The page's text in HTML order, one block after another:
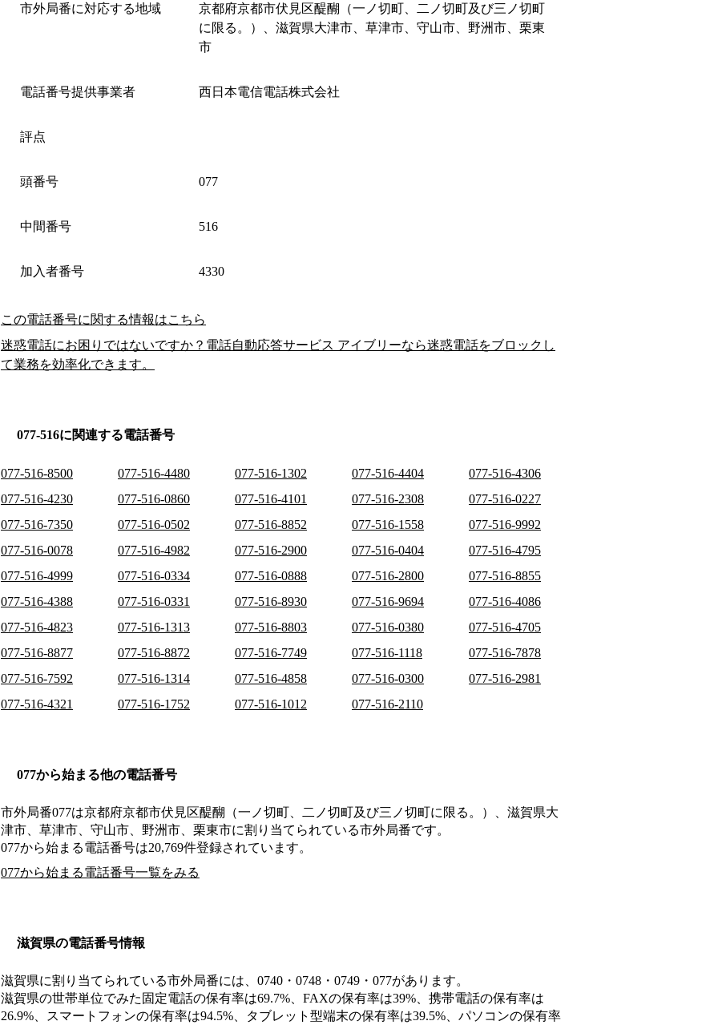
市外局番に対応する地域
京都府京都市伏見区醍醐（一ノ切町、二ノ切町及び三ノ切町
に限る。）、滋賀県大津市、草津市、守山市、野洲市、栗東
市
電話番号提供事業者 西日本電信電話株式会社
評点
頭番号 077
中間番号 516
加入者番号 4330
この電話番号に関する情報はこちら
迷惑電話にお困りではないですか？電話自動応答サービス アイブリーなら迷惑電話をブロックし
て業務を効率化できます。
077-516に関連する電話番号
077-516-8500 077-516-4480 077-516-1302 077-516-4404
077-516-4306
077-516-4230
077-516-0860 077-516-4101 077-516-2308
077-516-0227
077-516-7350
077-516-0502 077-516-8852 077-516-1558
077-516-9992
077-516-0078
077-516-4982 077-516-2900 077-516-0404
077-516-4795
077-516-4999
077-516-0334 077-516-0888 077-516-2800
077-516-8855
077-516-4388
077-516-0331 077-516-8930 077-516-9694
077-516-4086
077-516-4823
077-516-1313 077-516-8803 077-516-0380
077-516-4705
077-516-8877
077-516-8872 077-516-7749 077-516-1118
077-516-7878
077-516-7592
077-516-1314 077-516-4858 077-516-0300
077-516-2981
077-516-4321
077-516-1752 077-516-1012 077-516-2110
077から始まる他の電話番号
市外局番077は京都府京都市伏見区醍醐（一ノ切町、二ノ切町及び三ノ切町に限る。）、滋賀県大
津市、草津市、守山市、野洲市、栗東市に割り当てられている市外局番です。
077から始まる電話番号は20,769件登録されています。
077から始まる電話番号一覧をみる
滋賀県の電話番号情報
滋賀県に割り当てられている市外局番には、0740・0748・0749・077があります。
滋賀県の世帯単位でみた固定電話の保有率は69.7%、FAXの保有率は39%、携帯電話の保有率は
26.9%、スマートフォンの保有率は94.5%、タブレット型端末の保有率は39.5%、パソコンの保有率